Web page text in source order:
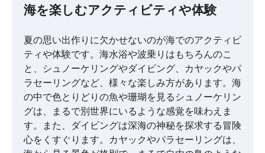
海を楽しむアクティビティや体験
夏の思い出作りに欠かせないのが海でのアクティビ
ティや体験です。海水浴や波乗りはもちろんのこ
と、シュノーケリングやダイビング、カヤックやパ
ラセーリングなど、様々な楽しみ方があります。海
の中で色とりどりの魚や珊瑚を見るシュノーケリン
グは、まるで別世界にいるような感覚を味わえま
す。また、ダイビングは深海の神秘を探求する冒険
心をくすぐります。カヤックやパラセーリングは、